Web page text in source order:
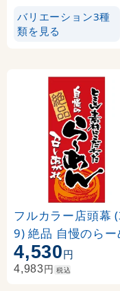
バリエーション3種
類を見る
フルカラー店頭幕
9) 絶品 自慢のらー
ん (ポンジ)
4,530円
4,983円 税込